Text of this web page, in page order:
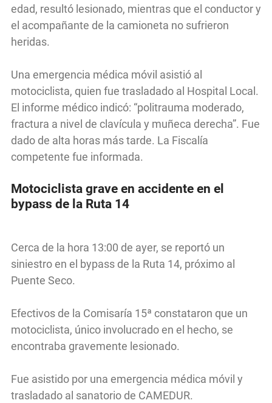
edad, resultó lesionado, mientras que el conductor y
el acompañante de la camioneta no sufrieron
heridas.
Una emergencia médica móvil asistió al
motociclista, quien fue trasladado al Hospital Local.
El informe médico indicó: “politrauma moderado,
fractura a nivel de clavícula y muñeca derecha”. Fue
dado de alta horas más tarde. La Fiscalía
competente fue informada.
Motociclista grave en accidente en el
bypass de la Ruta 14
Cerca de la hora 13:00 de ayer, se reportó un
siniestro en el bypass de la Ruta 14, próximo al
Puente Seco.
Efectivos de la Comisaría 15ª constataron que un
motociclista, único involucrado en el hecho, se
encontraba gravemente lesionado.
Fue asistido por una emergencia médica móvil y
trasladado al sanatorio de CAMEDUR.